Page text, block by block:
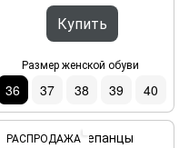
Купить
Размер женской обуви
36 37 38 39 40
РАСПРОДАЖА